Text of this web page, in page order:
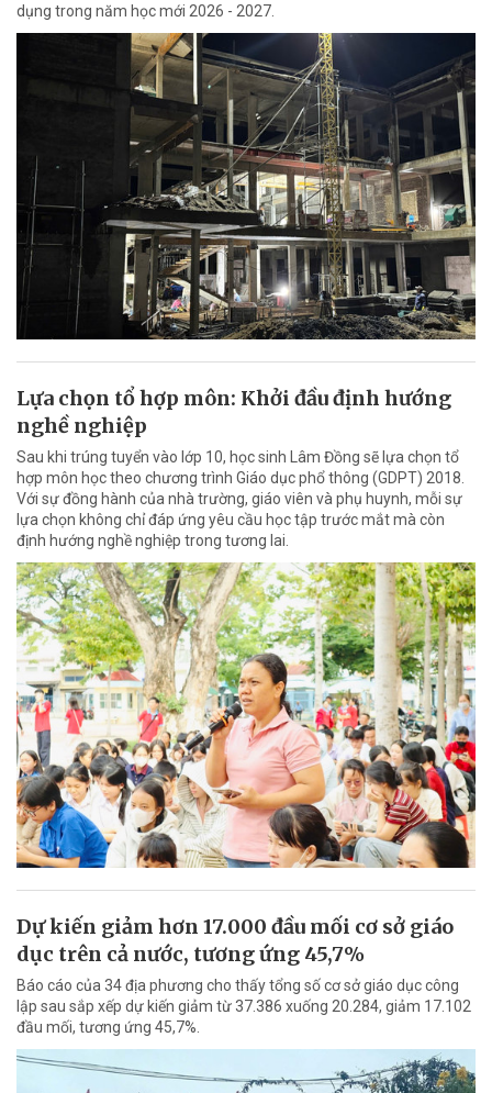
dụng trong năm học mới 2026 - 2027.
Lựa chọn tổ hợp môn: Khởi đầu định hướng
nghề nghiệp
Sau khi trúng tuyển vào lớp 10, học sinh Lâm Đồng sẽ lựa chọn tổ
hợp môn học theo chương trình Giáo dục phổ thông (GDPT) 2018.
Với sự đồng hành của nhà trường, giáo viên và phụ huynh, mỗi sự
lựa chọn không chỉ đáp ứng yêu cầu học tập trước mắt mà còn
định hướng nghề nghiệp trong tương lai.
Dự kiến giảm hơn 17.000 đầu mối cơ sở giáo
dục trên cả nước, tương ứng 45,7%
Báo cáo của 34 địa phương cho thấy tổng số cơ sở giáo dục công
lập sau sắp xếp dự kiến giảm từ 37.386 xuống 20.284, giảm 17.102
đầu mối, tương ứng 45,7%.